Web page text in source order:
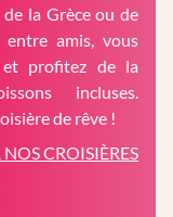
de la Grèce ou de
entre amis, vous
et profitez de la
incluses.
de rêve !
CROISIÈRES